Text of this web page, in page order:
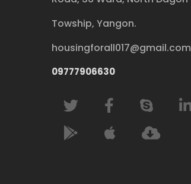
Towship, Yangon.
housingforall017@gmail.com
09777906630